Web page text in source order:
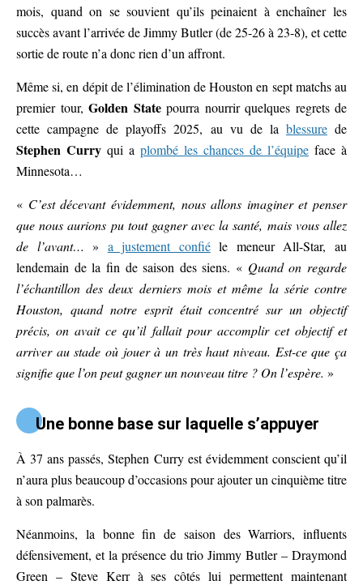
mois, quand on se souvient qu’ils peinaient à enchaîner les
succès avant l’arrivée de Jimmy Butler (de 25-26 à 23-8), et cette
sortie de route n’a donc rien d’un affront.
Même si, en dépit de l’élimination de Houston en sept matchs au
premier tour, Golden Statepourra nourrir quelques regrets de
cette campagne de playoffs 2025, au vu de la blessurede
Stephen Curry qui a plombé les chances de l’équipe face à
Minnesota…
« C’est décevant évidemment, nous allons imaginer et penser
que nous aurions pu tout gagner avec la santé, mais vous allez
de l’avant… » a justement confiéle meneur All-Star, au
lendemain de la fin de saison des siens. « Quand on regarde
l’échantillon des deux derniers mois et même la série contre
Houston, quand notre esprit était concentré sur un objectif
précis, on avait ce qu’il fallait pour accomplir cet objectif et
arriver au stade où jouer à un très haut niveau. Est-ce que ça
signifie que l’on peut gagner un nouveau titre ? On l’espère. »
Une bonne base sur laquelle s’appuyer
À 37 ans passés, Stephen Curry est évidemment conscient qu’il
n’aura plus beaucoup d’occasions pour ajouter un cinquième titre
à son palmarès.
Néanmoins, la bonne fin de saison des Warriors, influents
défensivement, et la présence du trio Jimmy Butler – Draymond
Green – Steve Kerr à ses côtés lui permettent maintenant